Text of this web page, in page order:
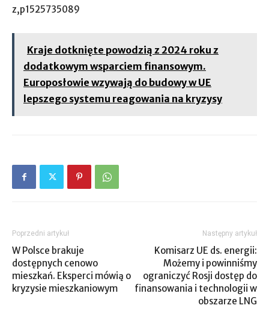
z,p1525735089
Kraje dotknięte powodzią z 2024 roku z
dodatkowym wsparciem finansowym.
Europosłowie wzywają do budowy w UE
lepszego systemu reagowania na kryzysy
Poprzedni artykuł
W Polsce brakuje
dostępnych cenowo
mieszkań. Eksperci mówią o
kryzysie mieszkaniowym
Następny artykuł
Komisarz UE ds. energii:
Możemy i powinniśmy
ograniczyć Rosji dostęp do
finansowania i technologii w
obszarze LNG